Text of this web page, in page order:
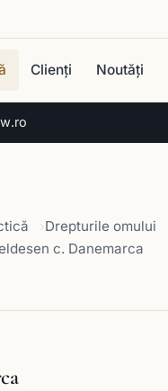
Clienți Noutăți
Drepturile omului
c. Danemarca